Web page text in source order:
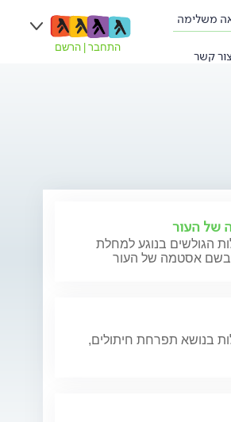
משלימה
קשר
התחבר הרשם
של העור
הגולשים בנוגע למחלת
בשם אסטמה של העור
בנושא תפרחת חיתולים,